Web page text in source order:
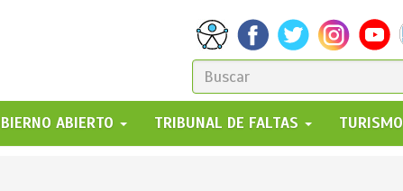
FORMULARIO
DE
BÚSQUEDA
GO!
ABIERTO TRIBUNAL DE FALTAS TURISMO